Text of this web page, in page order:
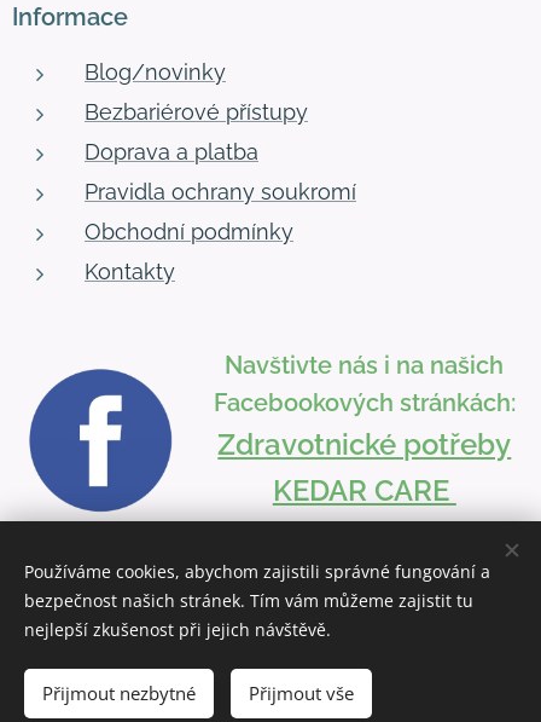
Do košíku
Informace
Blog/novinky
Bezbariérové přístupy
Doprava a platba
Pravidla ochrany soukromí
Obchodní podmínky
Kontakty
Navštivte nás i na našich
Facebookových stránkách:
Zdravotnické potřeby
KEDAR CARE
Vytvořeno službouWebnode Cookies
Používáme cookies, abychom zajistili správné fungování a
bezpečnost našich stránek. Tím vám můžeme zajistit tu
nejlepší zkušenost při jejich návštěvě.
Přijmout nezbytné Přijmout vše